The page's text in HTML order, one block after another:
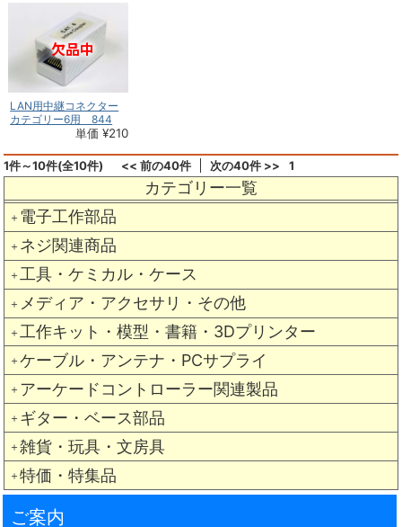
カテゴリー一覧
＋ 電子工作部品
＋ ネジ関連商品
＋ 工具・ケミカル・ケース
＋ メディア・アクセサリ・その他
＋ 工作キット・模型・書籍・3Dプリンター
＋ ケーブル・アンテナ・PCサプライ
＋ アーケードコントローラー関連製品
＋ ギター・ベース部品
＋ 雑貨・玩具・文房具
＋ 特価・特集品
LAN用中継コネクター
カテゴリー6用 844
単価 ¥210
1件～10件(全10件) << 前の40件 次の40件 >> 1
ご案内